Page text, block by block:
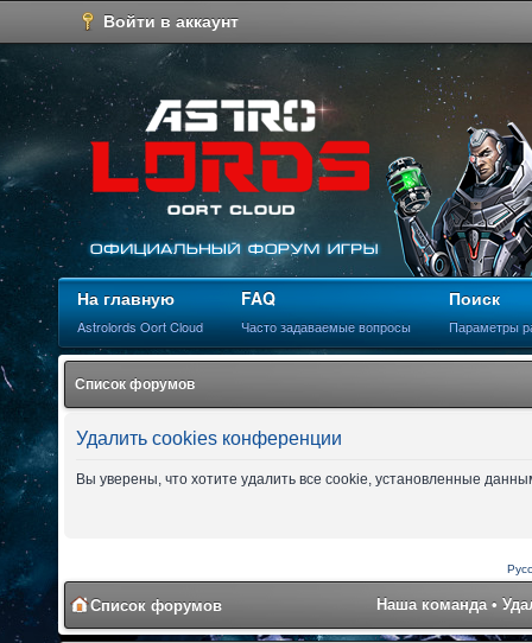
Войти в аккаунт
На главную
Astrolords Oort Cloud
FAQ
Часто задаваемые вопросы
Поиск
Параметры
Список форумов
Удалить cookies конференции
Вы уверены, что хотите удалить все cookie, установленные
Список форумов Наша команда•